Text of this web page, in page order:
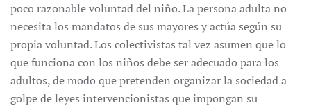
poco razonable voluntad del niño. La persona adulta no
necesita los mandatos de sus mayores y actúa según su
propia voluntad. Los colectivistas tal vez asumen que lo
que funciona con los niños debe ser adecuado para los
adultos, de modo que pretenden organizar la sociedad a
golpe de leyes intervencionistas que impongan su